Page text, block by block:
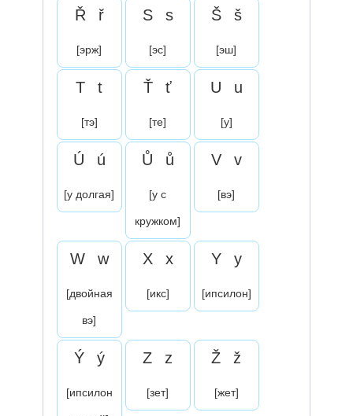
Ř ř
[эрж]
S s
[эс]
Š š
[эш]
T t
[тэ]
Ť ť
[те]
U u
[у]
Ú ú
[у долгая]
Ů ů
[у с
кружком]
V v
[вэ]
W w
[двойная
вэ]
X x
[икс]
Y y
[ипсилон]
Ý ý
[ипсилон
Z z
[зет]
Ž ž
[жет]